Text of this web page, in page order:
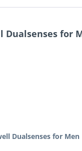
for
Dualsenses for Men